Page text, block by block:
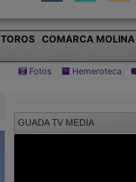
TOROS
COMARCA MOLINA
Fotos Hemeroteca
GUADA TV MEDIA